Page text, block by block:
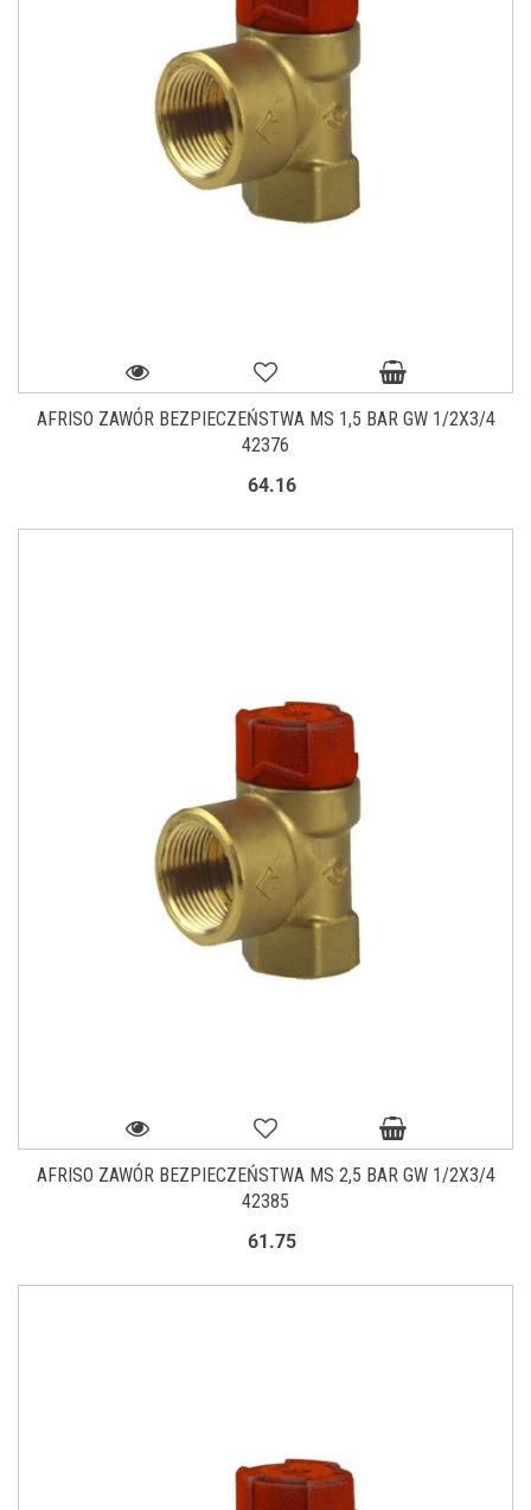
AFRISO ZAWÓR BEZPIECZEŃSTWA MS 1,5 BAR GW 1/2X3/4
42376
64.16
AFRISO ZAWÓR BEZPIECZEŃSTWA MS 2,5 BAR GW 1/2X3/4
42385
61.75